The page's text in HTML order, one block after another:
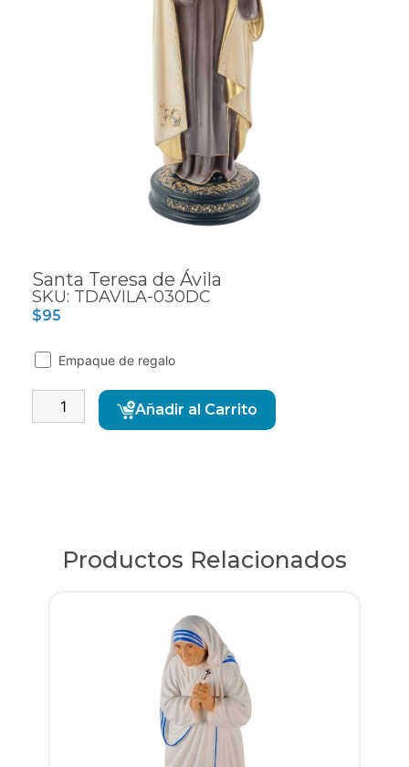
Santa Teresa de Ávila
SKU: TDAVILA-030DC
$95
Empaque de regalo
Añadir al Carrito
Productos Relacionados